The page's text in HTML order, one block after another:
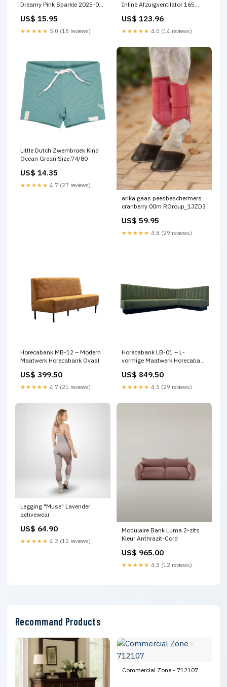
Dreamy Pink Sparkle 2025-09-
US$ 15.95
★★★★★ 5.0 (18 reviews)
Inline Afzuigventilator 165
Ventilatie met 10-Speed
Controller TS series
US$ 123.96
★★★★★ 4.0 (14 reviews)
Little Dutch Zwembroek Kind
Ocean Grean Size:74/80
US$ 14.35
★★★★★ 4.7 (27 reviews)
arika gaas peesbeschermers
cranberry 00m RGroup_1JZD3
US$ 59.95
★★★★★ 4.8 (29 reviews)
Horecabank MB-12 – Modern
Maatwerk Horecabank Ovaal
US$ 399.50
★★★★★ 4.7 (21 reviews)
Horecabank LB-01 – L-
vormige Maatwerk Horecabank
US$ 849.50
★★★★★ 4.5 (29 reviews)
Legging "Muse" Lavender
activewear
US$ 64.90
★★★★★ 4.2 (12 reviews)
Modulaire Bank Luma 2-zits
Kleur:Anthrazit-Cord
US$ 965.00
★★★★★ 4.3 (12 reviews)
Recommand Products
Commercial Zone - 712107